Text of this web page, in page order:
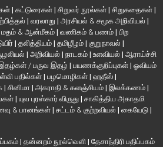
| கட்டுரைகள் | சிறுவர் நூல்கள் | சிறுகதைகள் |
| வரலாறு | அரசியல் & சமூக அறிவியல் |
மதம் & ஆன்மீகம் | வணிகம் & பணம் | பிற
| தலித்தியம் | தமிழீழம் | குறுநாவல் |
| அறிவியல் | நாடகம் | உளவியல் | ஆராய்ச்சி
/ பருவ இதழ் | பயணக்குறிப்புகள் | ஓவியம்
பதில்கள் | பழமொழிகள் | ஹதீஸ் |
| சினிமா | அகராதி & களஞ்சியம் | இலக்கணம் |
| யுவ புரஸ்கார் விருது | சாகித்திய அகாதமி
& பானங்கள் | சட்டம் & குற்றவியல் | கையேடு |
| தன்னறம் நூல்வெளி | தேசாந்திரி பதிப்பகம்